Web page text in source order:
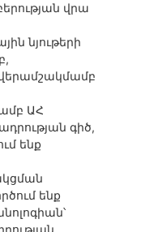
վրա
նյութերի
ԱՀ
գիծ,
ենք
ենք